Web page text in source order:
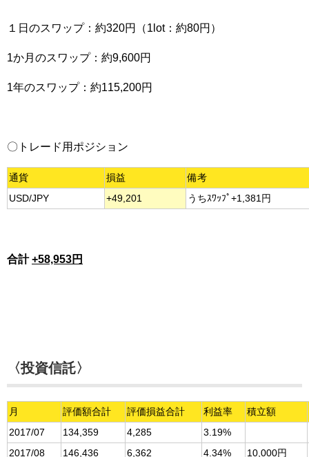
１日のスワップ：約320円（1lot：約80円）
1か月のスワップ：約9,600円
1年のスワップ：約115,200円
〇トレード用ポジション
通貨 損益
備考
USD/JPY
+49,201 うちｽﾜｯﾌﾟ+1,381円
合計 +58,953円
〈投資信託〉
月 評価額合計 評価損益合計 利益率
積立額
2017/07
134,359 4,285
3.19%
2017/08
146,436 6,362 4.34% 10,000円